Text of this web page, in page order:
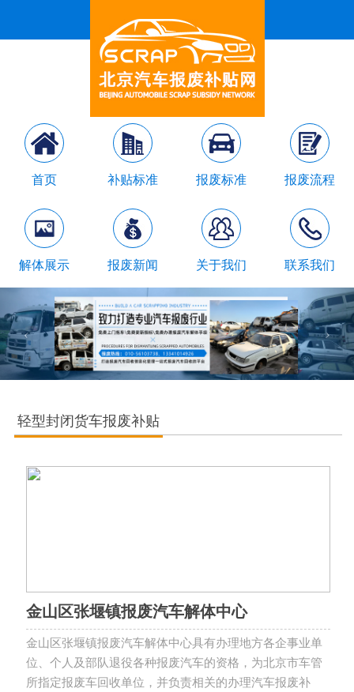
首页 补贴标准 报废标准 报废流程
解体展示 报废新闻 关于我们 联系我们
轻型封闭货车报废补贴
金山区张堰镇报废汽车解体中心
金山区张堰镇报废汽车解体中心具有办理地方各企事业单
位、个人及部队退役各种报废汽车的资格，为北京市车管
所指定报废车回收单位，并负责相关的办理汽车报废补